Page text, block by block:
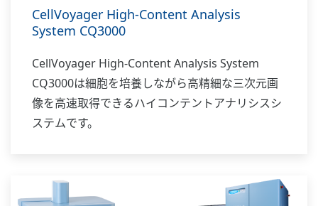
CellVoyager High-Content Analysis
System CQ3000
CellVoyager High-Content Analysis System
CQ3000は細胞を培養しながら高精細な三次元画
像を高速取得できるハイコンテントアナリシスシ
ステムです。